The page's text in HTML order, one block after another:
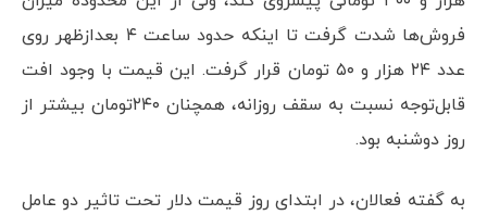
فروش‌ها شدت گرفت تا اینکه حدود ساعت ۴ بعدازظهر روی
عدد ۲۴ هزار و ۵۰ تومان قرار گرفت. این قیمت با وجود افت
قابل‌توجه نسبت به سقف روزانه، همچنان ۲۴۰‌تومان بیشتر از
روز دوشنبه بود.
به گفته فعالان، در ابتدای روز قیمت دلار تحت تاثیر دو عامل